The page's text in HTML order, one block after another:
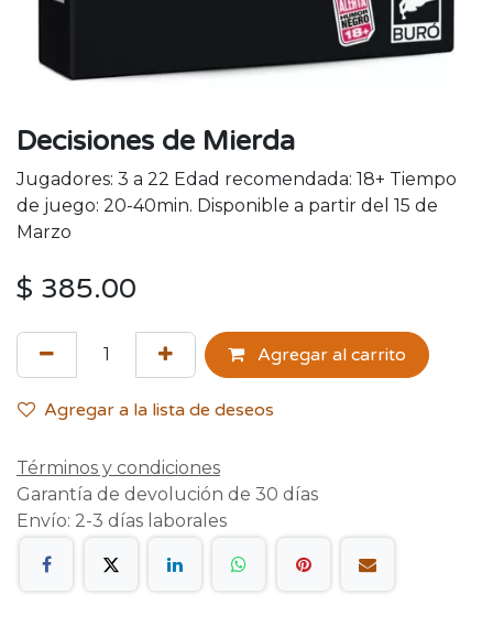
Decisiones de Mierda
Jugadores: 3 a 22 Edad recomendada: 18+ Tiempo
de juego: 20-40min. Disponible a partir del 15 de
Marzo
$ 385.00
Agregar al carrito
Agregar a la lista de deseos
Términos y condiciones
Garantía de devolución de 30 días
Envío: 2-3 días laborales